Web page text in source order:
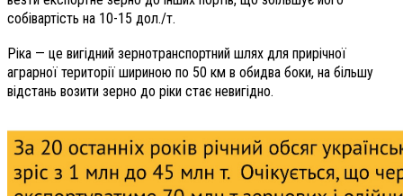
собівартість на 10-15 дол./т.
Ріка — це вигідний зернотранспортний шлях для прирічної
аграрної території шириною по 50 км в обидва боки, на більшу
відстань возити зерно до ріки стає невигідно.